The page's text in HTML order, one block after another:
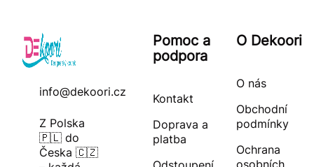
info@dekoori.cz
Z Polska
🇵🇱 do
Česka 🇨🇿
Pomoc a
podpora
Kontakt
Doprava a
platba
O Dekoori
O nás
Obchodní
podmínky
Ochrana